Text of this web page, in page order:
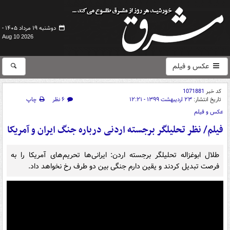
دوشنبه ۱۹ مرداد ۱۴۰۵ -
Aug 10 2026
عکس و فیلم
کد خبر 1071881
تاریخ انتشار: ۲۳ اردیبهشت ۱۳۹۹ - ۱۲:۲۱ ۶ نظر
چاپ
عکس و فیلم
فیلم/ نظر تحلیلگر برجسته اردنی درباره جنگ ایران و آمریکا
طلال ابوغزاله تحلیلگر برجسته اردن: ایرانی‌ها تحریم‌های آمریکا را به
فرصت تبدیل کردند و یقین دارم جنگی بین دو طرف رخ نخواهد داد.